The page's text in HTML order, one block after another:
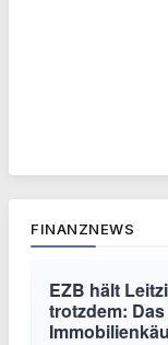
FINANZNEWS
EZB hält
trotzdem: